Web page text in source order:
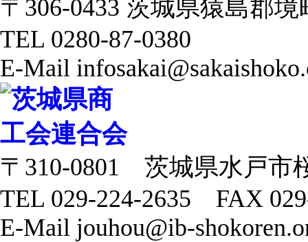
〒306-0433 茨城県猿島郡境
TEL 0280-87-0380
E-Mail
〒310-0801 茨城県水戸市
TEL 029-224-2635 FAX
E-Mail jouhou@ib-